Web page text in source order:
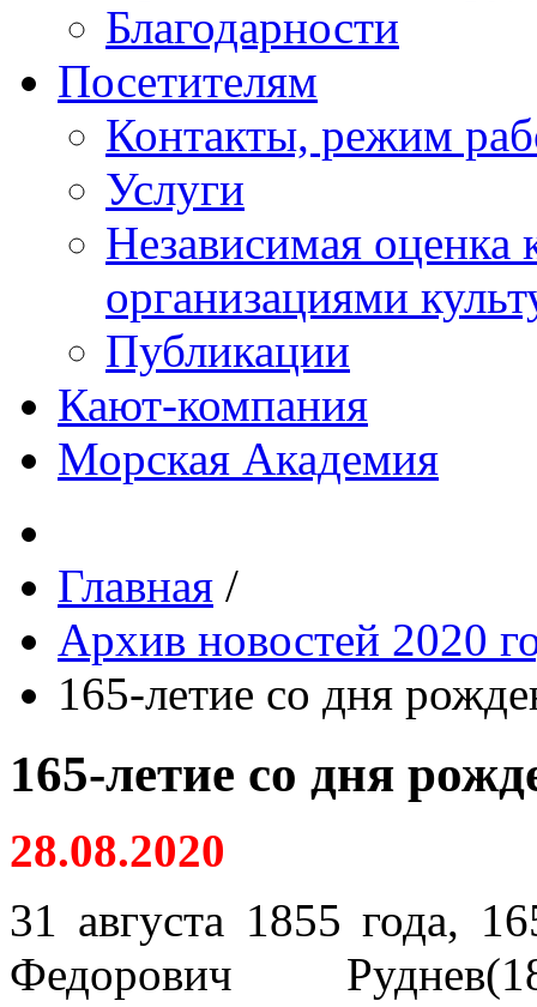
Благодарности
Посетителям
Контакты, режим
Услуги
Независимая оценка
организациями
Публикации
Кают-компания
Морская Академия
Главная /
Архив новостей 2020
165-летие со дня
165-летие со дня
28.08.2020
31 августа 1855 года,
Федорович